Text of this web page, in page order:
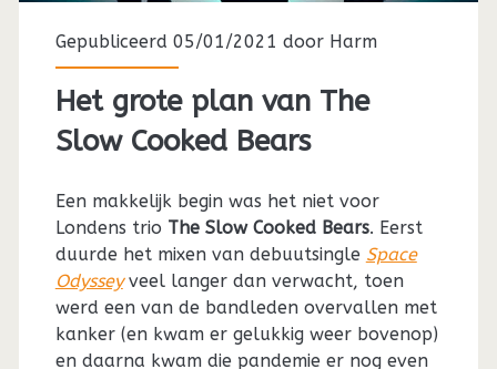
Gepubliceerd 05/01/2021 door Harm
Het grote plan van The
Slow Cooked Bears
Een makkelijk begin was het niet voor
Londens trio The Slow Cooked Bears. Eerst
duurde het mixen van debuutsingle Space
Odysseyveel langer dan verwacht, toen
werd een van de bandleden overvallen met
kanker (en kwam er gelukkig weer bovenop)
en daarna kwam die pandemie er nog even